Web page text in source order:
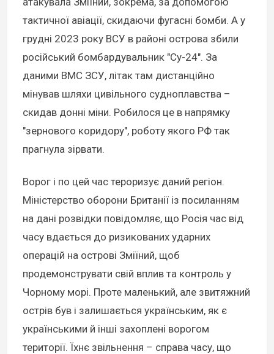
тактичної авіації, скидаючи фугасні бомби. А у
грудні 2023 року ВСУ в районі острова збили
російський бомбардувальник "Су-24". За
даними ВМС ЗСУ, літак там дистанційно
мінував шляхи цивільного судноплавства –
скидав донні міни. Робилося це в напрямку
"зернового коридору", роботу якого РФ так
прагнула зірвати.
Ворог і по цей час тероризує даний регіон.
Міністерство оборони Британії із посиланням
на дані розвідки повідомляє, що Росія час від
часу вдається до ризикованих ударних
операцій на острові Зміїний, щоб
продемонструвати свій вплив та контроль у
Чорному морі. Проте маленький, але звитяжний
острів був і залишається українським, як є
українськими й інші захоплені ворогом
території. Їхнє звільнення – справа часу, що